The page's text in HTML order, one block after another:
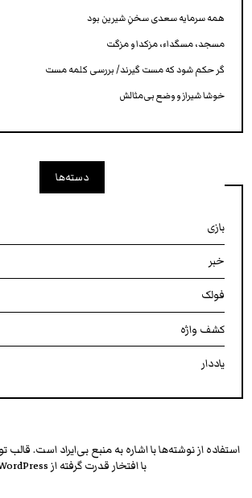
همه سرمایه‌ سعدی سخنِ شیرین بود
مسجد، مسگداء، مزکدا و مزگت
گر حکم شود که مست گیرند/ بررسی کلمه‌ مست
خوشا شیراز و وضع بی‌مثالش
دسته‌ها
بازی
خبر
فولک
کشف واژه
یاددار
استفاده از نوشته‌ها با اشاره به منبع بی‌ایراد است.
با افتخار قدرت گرفته از